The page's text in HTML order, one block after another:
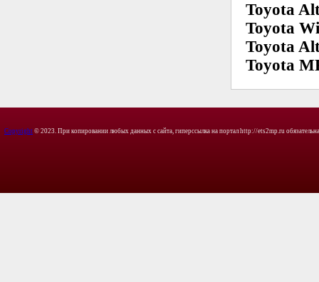
Toyota
Toyota
Toyota
Toyota
Copyright © 2023. При копировании любых данных с сайта, гиперссылка на портал http://ets2mp.ru